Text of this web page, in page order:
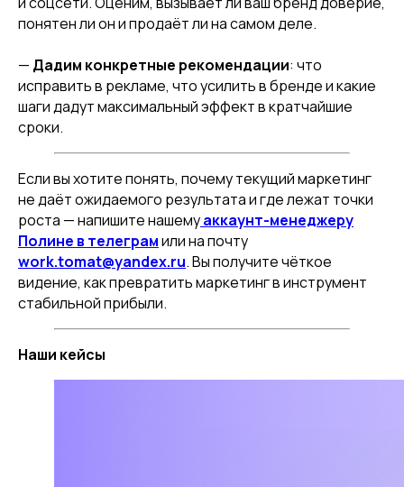
понятен ли он и продаёт ли на самом деле.
— Дадим конкретные рекомендации: что
исправить в рекламе, что усилить в бренде и какие
шаги дадут максимальный эффект в кратчайшие
сроки.
Если вы хотите понять, почему текущий маркетинг
не даёт ожидаемого результата и где лежат точки
роста — напишите нашемуаккаунт-менеджеру
Полине в телеграмили на почту
work.tomat@yandex.ru. Вы получите чёткое
видение, как превратить маркетинг в инструмент
стабильной прибыли.
Наши кейсы